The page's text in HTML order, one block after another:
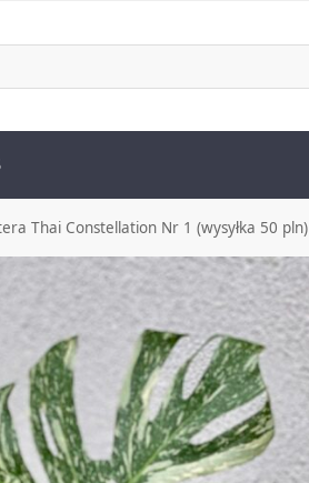
Thai Constellation Nr 1 (wysyłka 50 pln)